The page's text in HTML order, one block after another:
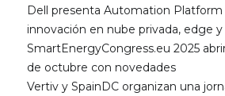
Dell presenta Automation Platform
innovación en nube privada, edge y
SmartEnergyCongress.eu 2025
de octubre con novedades
Vertiv y SpainDC organizan una